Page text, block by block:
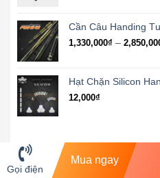
Cần Câu Handing
1,330,000₫ –
Hạt Chặn Silicon
12,000₫
ĐÁNH GIÁ (1)
Gọi điện
Mua ngay